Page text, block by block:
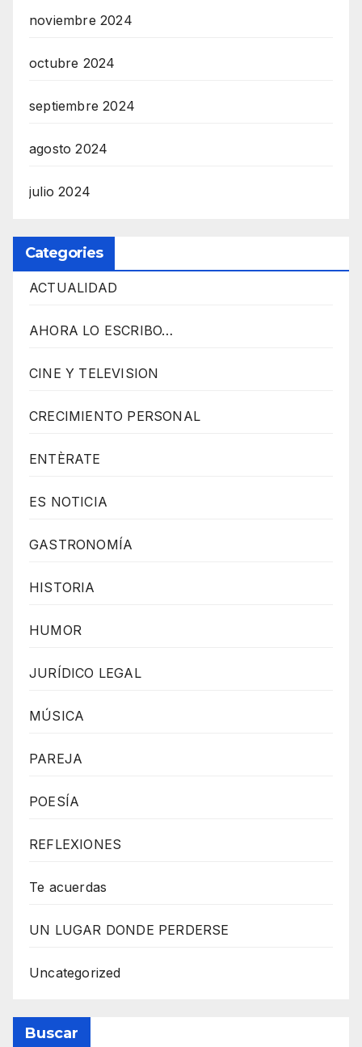
noviembre 2024
octubre 2024
septiembre 2024
agosto 2024
julio 2024
Categories
ACTUALIDAD
AHORA LO ESCRIBO…
CINE Y TELEVISION
CRECIMIENTO PERSONAL
ENTÈRATE
ES NOTICIA
GASTRONOMÍA
HISTORIA
HUMOR
JURÍDICO LEGAL
MÚSICA
PAREJA
POESÍA
REFLEXIONES
Te acuerdas
UN LUGAR DONDE PERDERSE
Uncategorized
Buscar